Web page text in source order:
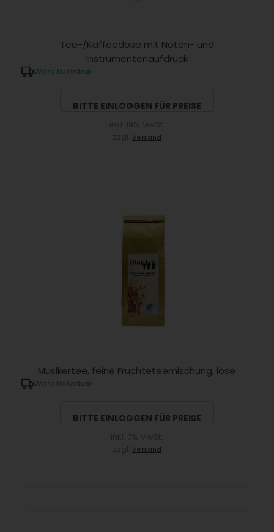
Tee-/Kaffeedose mit Noten- und
Instrumentenaufdruck
Ware lieferbar
BITTE EINLOGGEN FÜR PREISE
Versand
Musikertee, feine Früchteteemischung, lose
Ware lieferbar
BITTE EINLOGGEN FÜR PREISE
Versand